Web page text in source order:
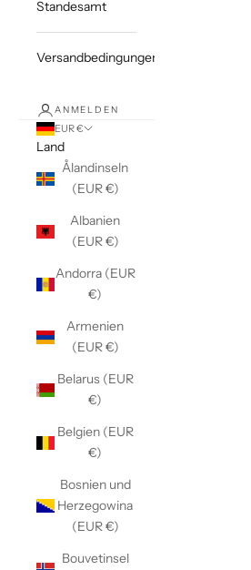
Standesamt
Versandbedingungen
ANMELDEN
EUR €
Land
Ålandinseln
(EUR €)
Albanien
(EUR €)
Andorra (EUR
€)
Armenien
(EUR €)
Belarus (EUR
€)
Belgien (EUR
€)
Bosnien und
Herzegowina
(EUR €)
Bouvetinsel